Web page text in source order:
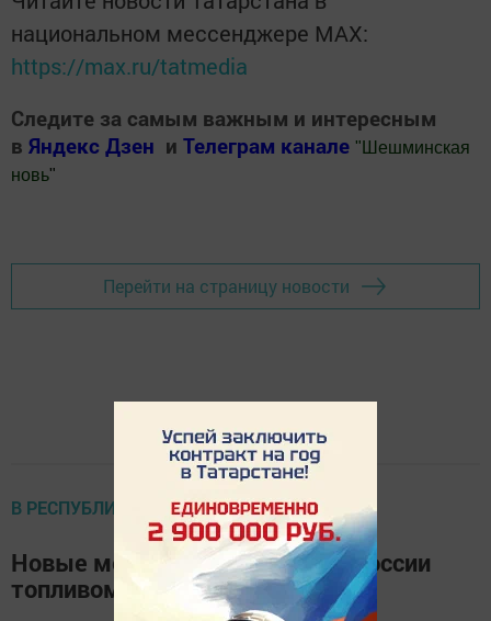
национальном мессенджере MАХ:
https://max.ru/tatmedia
Следите за самым важным и интересным
в Яндекс Дзен и Телеграм канале " Шешминская
новь"
Перейти на страницу новости
В РЕСПУБЛИКЕ
Новые меры по обеспечению России
топливом вступили в силу